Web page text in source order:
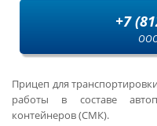
+7
Прицеп для
работы в составе
контейнеров (СМК).